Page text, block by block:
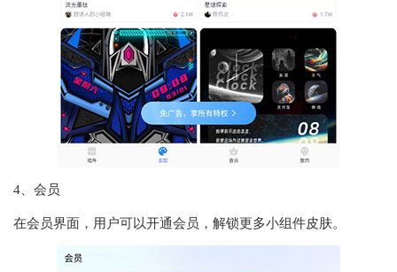
4、会员
在会员界面，用户可以开通会员，解锁更多小组件皮肤。